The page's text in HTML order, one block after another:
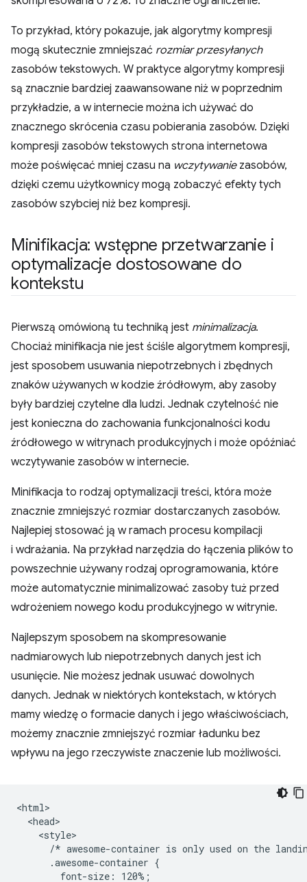
To przykład, który pokazuje, jak algorytmy kompresji
mogą skutecznie zmniejszać rozmiar przesyłanych
zasobów tekstowych. W praktyce algorytmy kompresji
są znacznie bardziej zaawansowane niż w poprzednim
przykładzie, a w internecie można ich używać do
znacznego skrócenia czasu pobierania zasobów. Dzięki
kompresji zasobów tekstowych strona internetowa
może poświęcać mniej czasu na wczytywaniezasobów,
dzięki czemu użytkownicy mogą zobaczyć efekty tych
zasobów szybciej niż bez kompresji.
Minifikacja: wstępne przetwarzanie i
optymalizacje dostosowane do
kontekstu
Pierwszą omówioną tu techniką jest minimalizacja.
Chociaż minifikacja nie jest ściśle algorytmem kompresji,
jest sposobem usuwania niepotrzebnych i zbędnych
znaków używanych w kodzie źródłowym, aby zasoby
były bardziej czytelne dla ludzi. Jednak czytelność nie
jest konieczna do zachowania funkcjonalności kodu
źródłowego w witrynach produkcyjnych i może opóźniać
wczytywanie zasobów w internecie.
Minifikacja to rodzaj optymalizacji treści, która może
znacznie zmniejszyć rozmiar dostarczanych zasobów.
Najlepiej stosować ją w ramach procesu kompilacji
i wdrażania. Na przykład narzędzia do łączenia plików to
powszechnie używany rodzaj oprogramowania, które
może automatycznie minimalizować zasoby tuż przed
wdrożeniem nowego kodu produkcyjnego w witrynie.
Najlepszym sposobem na skompresowanie
nadmiarowych lub niepotrzebnych danych jest ich
usunięcie. Nie możesz jednak usuwać dowolnych
danych. Jednak w niektórych kontekstach, w których
mamy wiedzę o formacie danych i jego właściwościach,
możemy znacznie zmniejszyć rozmiar ładunku bez
wpływu na jego rzeczywiste znaczenie lub możliwości.
<html>
  <head>
    <style>
/* awesome-container is only used on the
      .awesome-container {
        font-size: 120%;